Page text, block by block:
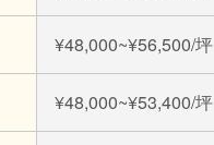
¥48,000~¥56,500/坪
¥48,000~¥53,400/坪